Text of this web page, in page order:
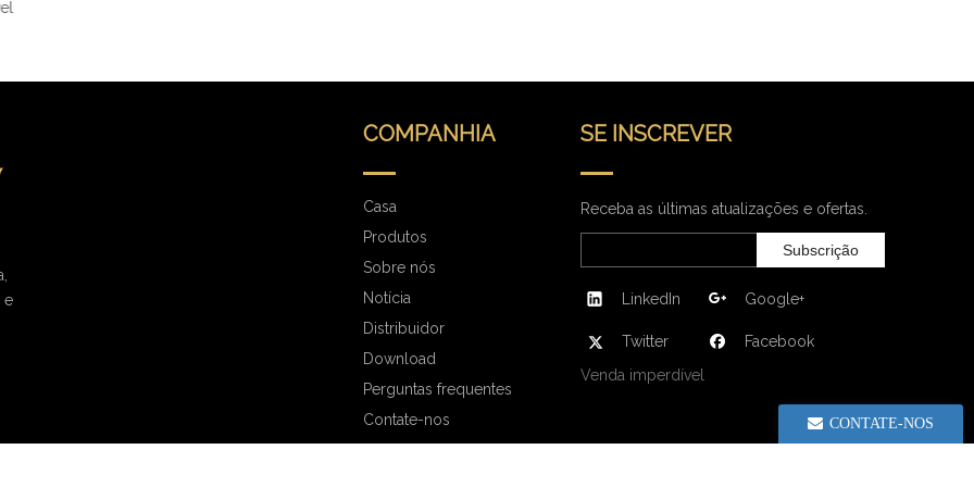
e
COMPANHIA
Casa
Produtos
Sobre nós
Notícia
Distribuidor
Download
Perguntas frequentes
Contate-nos
SE INSCREVER
Receba as últimas atualizações e ofertas.
Subscrição
LinkedIn Google+
Twitter Facebook
CONTATE-NOS
Venda imperdível